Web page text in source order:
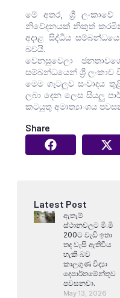
මේ අතර, ශ්‍රී
නිවේදනයක් නිකුත් කරමින්
අදාළ සිද්ධිය
බවයි.
වෙනසුවෙලා
සම්බන්ධයෙන් ශ්‍රී ලංකාව
මෙම ගැටලුව සංවාදය
ලබා දෙන ලෙස සියලු
කටයුතු අමාත්‍යාංශය
Share
Latest Post
ඇතැම්
ස්ථානවලට මි.මි
200ට වැඩි ඉතා
තද වැසි ඇතිවිය
හැකි බව
කාලගුණ විද්‍යා
දෙපාර්තමේන්තුව
පවසනවා.
May 13, 2026